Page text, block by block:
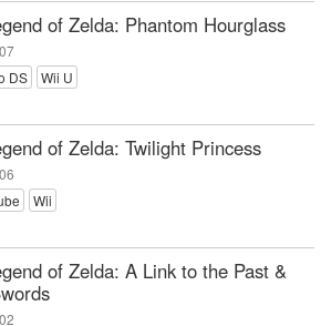
of Zelda: Phantom Hourglass
DS
Wii U
of Zelda: Twilight Princess
Wii
of Zelda: A Link to the Past &